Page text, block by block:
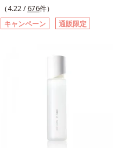
義。年齢サイン(*5)の因子に着目し
た肌科学エイジングケア(*3)シリー
ズ。オルビスユー ドットシリーズ
処するのではなく、肌で起きている
に現れる年齢サインについて研究を
などが現れている状態である「透明
感のなさ」が、大人の肌印象に大き
な影響を与えていることがわかりま
（4.22 / 676件）
キャンペーン
通販限定